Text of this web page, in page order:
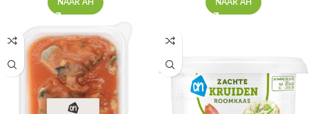
NAAR AH NAAR AH